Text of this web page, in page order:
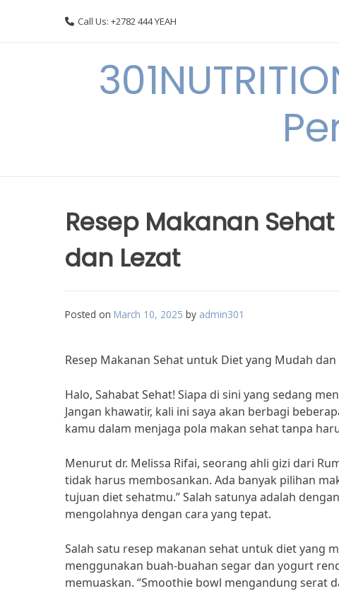
Call Us: +2782 444 YEAH
Resep Makanan
dan Lezat
Posted on March 10, 2025 by admin301
Resep Makanan Sehat untuk Diet yang Mudah dan
Halo, Sahabat Sehat! Siapa di sini yang sedang
Jangan khawatir, kali ini saya akan berbagi
kamu dalam menjaga pola makan sehat tanpa
Menurut dr. Melissa Rifai, seorang ahli gizi dari
tidak harus membosankan. Ada banyak pilihan
tujuan diet sehatmu.” Salah satunya adalah
mengolahnya dengan cara yang tepat.
Salah satu resep makanan sehat untuk diet yang
menggunakan buah-buahan segar dan yogurt
memuaskan. “Smoothie bowl mengandung